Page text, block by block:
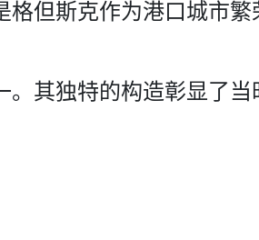
但斯克作为港口城市­繁
其独特的构造彰显了当­